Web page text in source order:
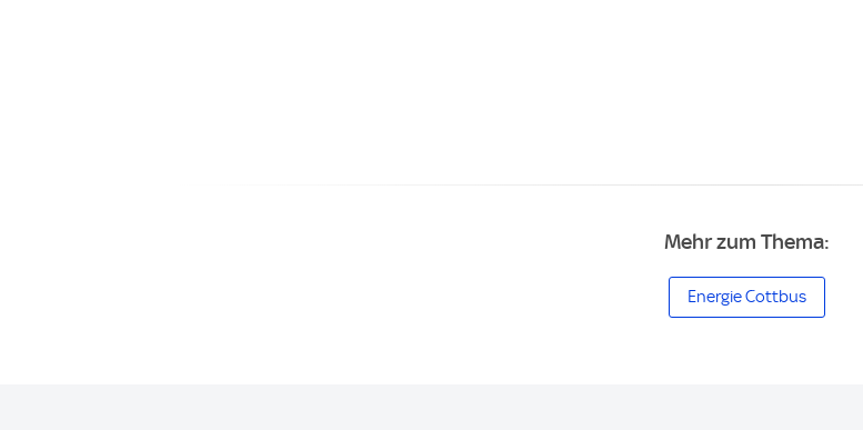
Mehr zum Thema:
Energie Cottbus